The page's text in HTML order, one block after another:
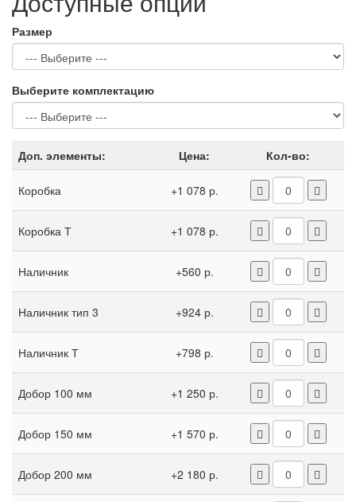
Размер
Выберите комплектацию
Доп. элементы: Цена: Кол-во:
Коробка +1 078 р.
Коробка Т +1 078 р.
Наличник +560 р.
Наличник тип 3 +924 р.
Наличник Т +798 р.
Добор 100 мм +1 250 р.
Добор 150 мм +1 570 р.
Добор 200 мм +2 180 р.